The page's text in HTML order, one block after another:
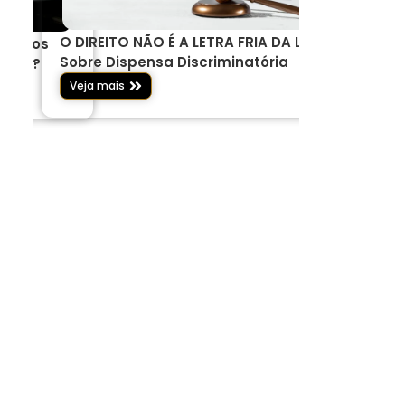
dos
O DIREITO NÃO É A LETRA FRIA DA LEI –
Sobre Dispensa Discriminatória
Veja mais